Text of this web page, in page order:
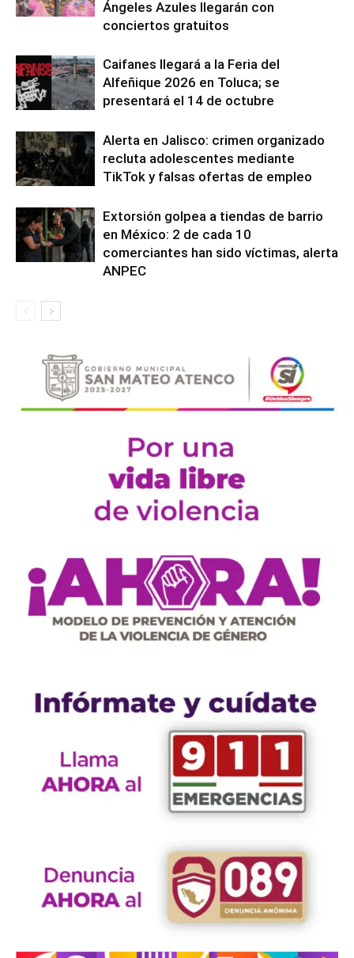
Ángeles Azules llegarán con
conciertos gratuitos
Caifanes llegará a la Feria del
Alfeñique 2026 en Toluca; se
presentará el 14 de octubre
Alerta en Jalisco: crimen organizado
recluta adolescentes mediante
TikTok y falsas ofertas de empleo
Extorsión golpea a tiendas de barrio
en México: 2 de cada 10
comerciantes han sido víctimas, alerta
ANPEC